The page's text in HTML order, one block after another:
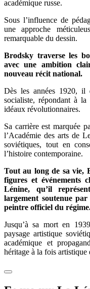
académique russe.
Sous l’influence de
une approche
remarquable du dessin.
Brodsky traverse les
avec une ambition
nouveau récit national.
Dès les années 1920, il
socialiste, répondant à la
idéaux révolutionnaires.
Sa carrière est marquée
l’Académie des arts de
soviétiques, tout en
l’histoire contemporaine.
Tout au long de sa vie,
figures et événements
Lénine, qu’il
largement soutenue
peintre officiel du
Jusqu’à sa mort en
paysage artistique
académique et
héritage à la fois artistique